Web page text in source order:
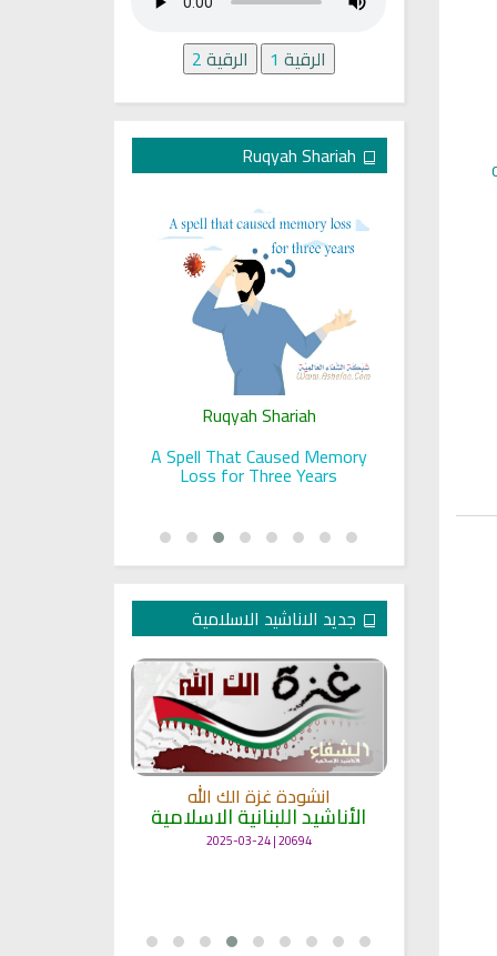
الرقية 1 الرقية2
Ruqyah Shariah
A Spell That Caused Memory
Loss for Three Years
جديد الاناشيد الاسلامية
انشودة غزة الك الله
الأناشيد اللبنانية الاسلامية
20694 | 2025-03-24